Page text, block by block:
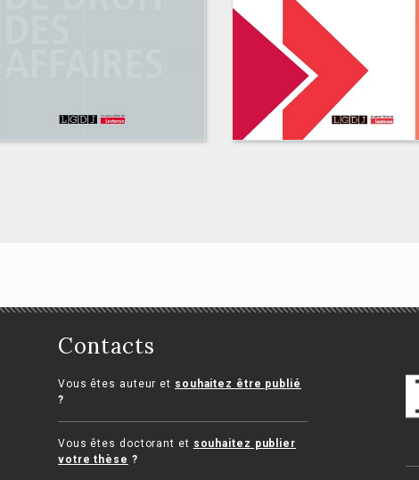
Les sociétés
commerciales
Véronique Magnier, Julia Heinich,
Jean-Jacques Ansault, Michel
Paul Le Cannu, Bruno Dondero
Contacts
Vous êtes auteur et souhaitez être publié
?
Vous êtes doctorant et souhaitez publier
votre thèse ?